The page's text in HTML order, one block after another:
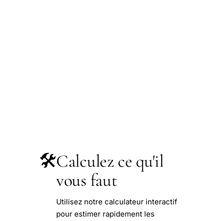
🛠️Calculez ce qu'il
vous faut
Utilisez notre calculateur interactif
pour estimer rapidement les